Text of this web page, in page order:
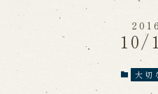
淡路人
公
2016
10/
大切